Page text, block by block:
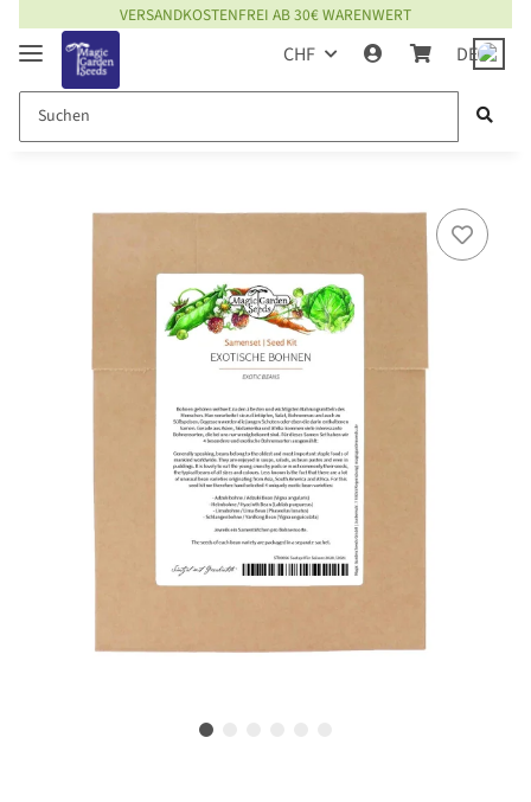
VERSANDKOSTENFREI AB 30€ WARENWERT
CHF DE